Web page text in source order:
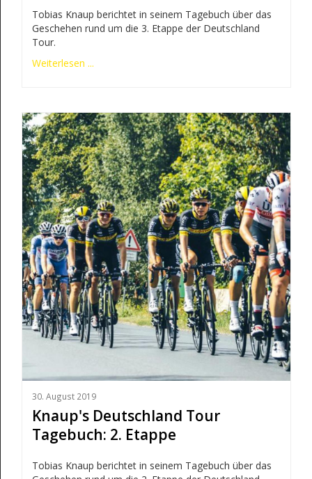
Tobias Knaup berichtet in seinem Tagebuch über das
Geschehen rund um die 3. Etappe der Deutschland
Tour.
Weiterlesen ...
30. August 2019
Knaup's Deutschland Tour
Tagebuch: 2. Etappe
Tobias Knaup berichtet in seinem Tagebuch über das